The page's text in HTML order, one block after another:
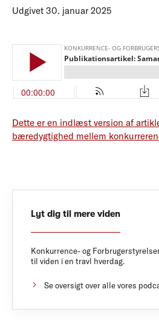
Udgivet 30. januar 2025
Dette er en indlæst version af
bæredygtighed mellem
Lyt dig til mere viden
Konkurrence- og
til viden i en travl hverdag.
Se oversigt over alle vores